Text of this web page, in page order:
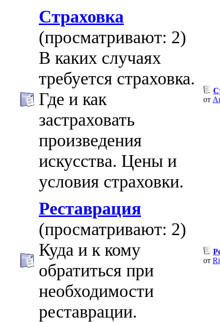
Страховка
(просматривают: 2)
В каких случаях
требуется страховка.
Где и как
застраховать
произведения
искусства. Цены и
условия страховки.
от
Реставрация
(просматривают: 2)
Куда и к кому
обратиться при
необходимости
реставрации.
от